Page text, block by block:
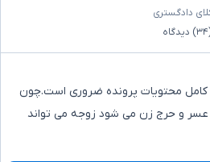
دادگستری
دیدگاه
کامل محتویات پرونده ضروری است.چون
عسر و حرج زن می شود زوجه می تواند